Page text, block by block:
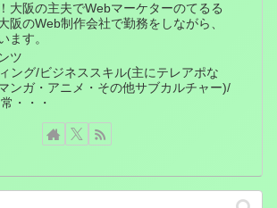
大阪の主夫でWebマーケターのてるる
阪のWeb制作会社で勤務をしながら、
ます。
ツ
ング/ビジネススキル(主にテレアポな
ンガ・アニメ・その他サブカルチャー)/
・・・